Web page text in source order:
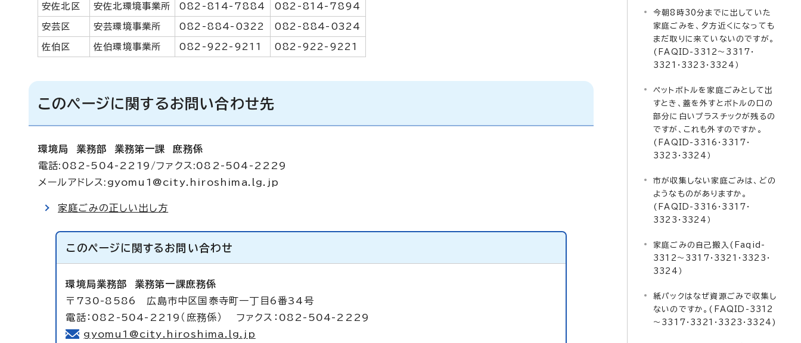
安佐北区 安佐北環境事業所 082-814-7884 082-814-7894
安芸区 安芸環境事業所 082-884-0322 082-884-0324
佐伯区 佐伯環境事業所 082-922-9211 082-922-9221
このページに関するお問い合わせ先
環境局 業務部 業務第一課 庶務係
電話:082-504-2219/ファクス:082-504-2229
メールアドレス: gyomu1@city.hiroshima.lg.jp
家庭ごみの正しい出し方
このページに関する お問い合わせ
環境局業務部 業務第一課庶務係
〒730-8586 広島市中区国泰寺町一丁目6番34号
電話：082-504-2219（庶務係） ファクス：082-504-2229
gyomu1@city.hiroshima.lg.jp
今朝8時30分までに出していた
家庭ごみを、夕方近くになっても
まだ取りに来ていないのですが。
(FAQID-3312～3317・
3321・3323・3324）
ペットボトルを家庭ごみとして出
すとき、蓋を外すとボトルの口の
部分に白いプラスチックが残るの
ですが、これも外すのですか。
(FAQID-3316・3317・
3323・3324）
市が収集しない家庭ごみは、どの
ようなものがありますか。
(FAQID-3316・3317・
3323・3324）
家庭ごみの自己搬入(Faqid-
3312～3317・3321・3323・
3324）
紙パックはなぜ資源ごみで収集し
ないのですか。(FAQID-3312
～3317・3321・3323・3324)